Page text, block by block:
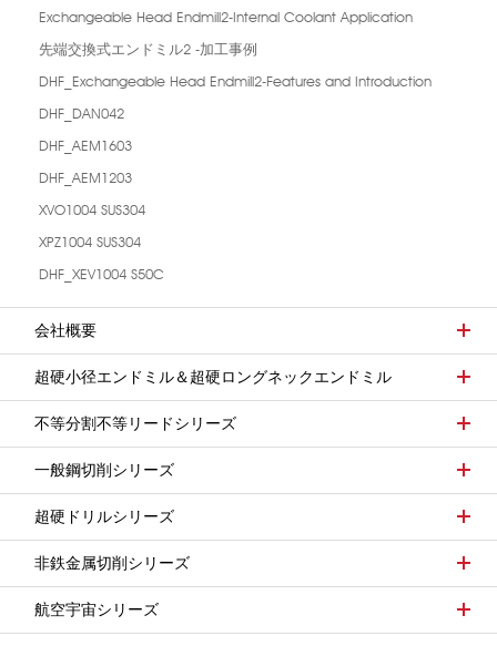
Exchangeable Head Endmill2-Internal Coolant Application
先端交換式エンドミル2 -加工事例
DHF_Exchangeable Head Endmill2-Features and Introduction
DHF_DAN042
DHF_AEM1603
DHF_AEM1203
XVO1004 SUS304
XPZ1004 SUS304
DHF_XEV1004 S50C
会社概要
超硬小径エンドミル＆超硬ロングネックエンドミル
不等分割不等リードシリーズ
一般鋼切削シリーズ
超硬ドリルシリーズ
非鉄金属切削シリーズ
航空宇宙シリーズ